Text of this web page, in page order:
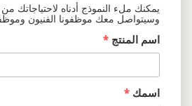
يمكنك ملء النموذج أدناه لاحتياجاتك
وسيتواصل معك موظفونا الفنيون
اسم المنتج *
اسمك *